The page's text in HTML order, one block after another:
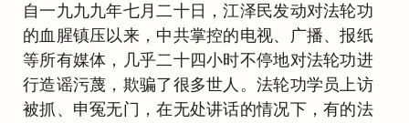
自一九九九年七月二十日，江泽民发动对法轮功
的血腥镇压以来，中共掌控的电视、广播、报纸
等所有媒体，几乎二十四小时不停地对法轮功进
行造谣污蔑，欺骗了很多世人。法轮功学员上访
被抓、申冤无门，在无处讲话的情况下，有的法